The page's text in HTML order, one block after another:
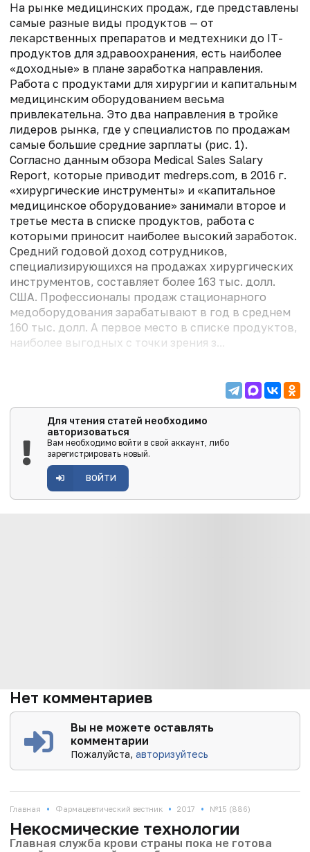
На рынке медицинских продаж, где представлены
самые разные виды продуктов — от
лекарственных препаратов и медтехники до IT-
продуктов для здравоохранения, есть наиболее
«доходные» в плане заработка направления.
Работа с продуктами для хирургии и капитальным
медицинским оборудованием весьма
привлекательна. Это два направления в тройке
лидеров рынка, где у специалистов по продажам
самые большие средние зарплаты (рис. 1).
Согласно данным обзора Medical Sales Salary
Report, которые приводит medreps.com, в 2016 г.
«хирургические инструменты» и «капитальное
медицинское оборудование» занимали второе и
третье места в списке продуктов, работа с
которыми приносит наиболее высокий заработок.
Средний годовой доход сотрудников,
специализирующихся на продажах хирургических
инструментов, составляет более 163 тыс. долл.
США. Профессионалы продаж стационарного
медоборудования зарабатывают в год в среднем
160 тыс. долл. А первое место в списке продуктов,
наиболее выгодных с точки зрения з...
Для чтения статей необходимо
авторизоваться
Вам необходимо войти в свой аккаунт, либо
зарегистрировать новый.
ВОЙТИ
Нет комментариев
Вы не можете оставлять
комментарии
Пожалуйста,авторизуйтесь
Главная • Фармацевтический вестник • 2017 • №15 (886)
Некосмические технологии
Главная служба крови страны пока не готова